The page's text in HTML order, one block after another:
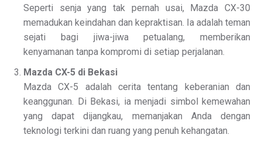
Seperti senja yang tak pernah usai, Mazda CX-30
memadukan keindahan dan kepraktisan. Ia adalah teman
sejati bagi jiwa-jiwa petualang, memberikan
kenyamanan tanpa kompromi di setiap perjalanan.
Mazda CX-5 di Bekasi
Mazda CX-5 adalah cerita tentang keberanian dan
keanggunan. Di Bekasi, ia menjadi simbol kemewahan
yang dapat dijangkau, memanjakan Anda dengan
teknologi terkini dan ruang yang penuh kehangatan.